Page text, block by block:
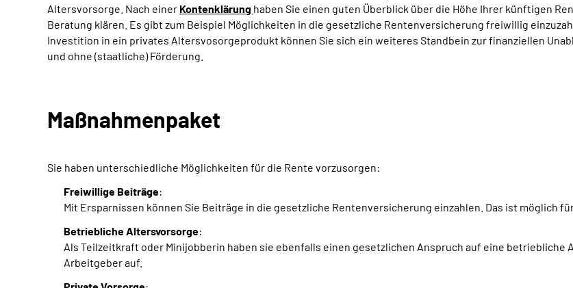
Altersvorsorge. Nach einer Kontenklärung haben Sie einen guten Überblick über die Höhe Ihrer künftigen
Beratung klären. Es gibt zum Beispiel Möglichkeiten in die gesetzliche Rentenversicherung freiwillig
Investition in ein privates Altersvosorgeprodukt können Sie sich ein weiteres Standbein zur finanziellen
und ohne (staatliche) Förderung.
Maßnahmenpaket
Sie haben unterschiedliche Möglichkeiten für die Rente vorzusorgen:
Freiwillige Beiträge:
Mit Ersparnissen können Sie Beiträge in die gesetzliche Rentenversicherung einzahlen. Das ist möglich
Betriebliche Altersvorsorge:
Als Teilzeitkraft oder Minijobberin haben sie ebenfalls einen gesetzlichen Anspruch auf eine betriebliche
Arbeitgeber auf.